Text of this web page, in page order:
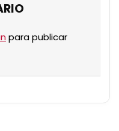
para publicar